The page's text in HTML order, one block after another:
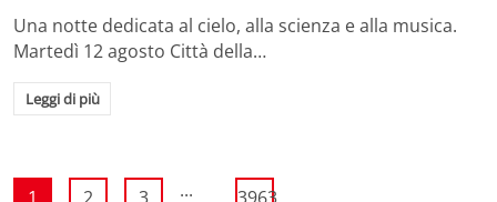
Una notte dedicata al cielo, alla scienza e alla musica.
Martedì 12 agosto Città della…
Leggi di più
...